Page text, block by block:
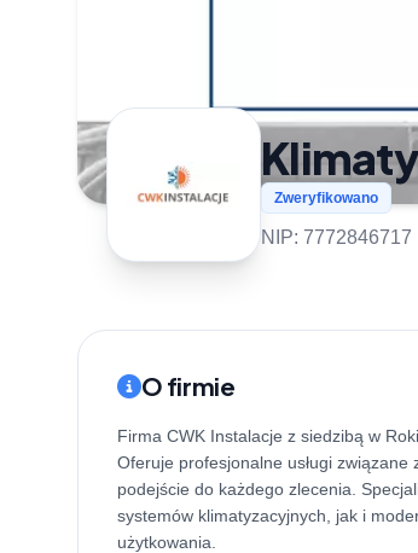
Zweryfikowano
NIP: 7772846717
O firmie
Firma CWK Instalacje z siedzibą w
Oferuje profesjonalne usługi
podejście do każdego zlecenia.
systemów klimatyzacyjnych, jak i
użytkowania.